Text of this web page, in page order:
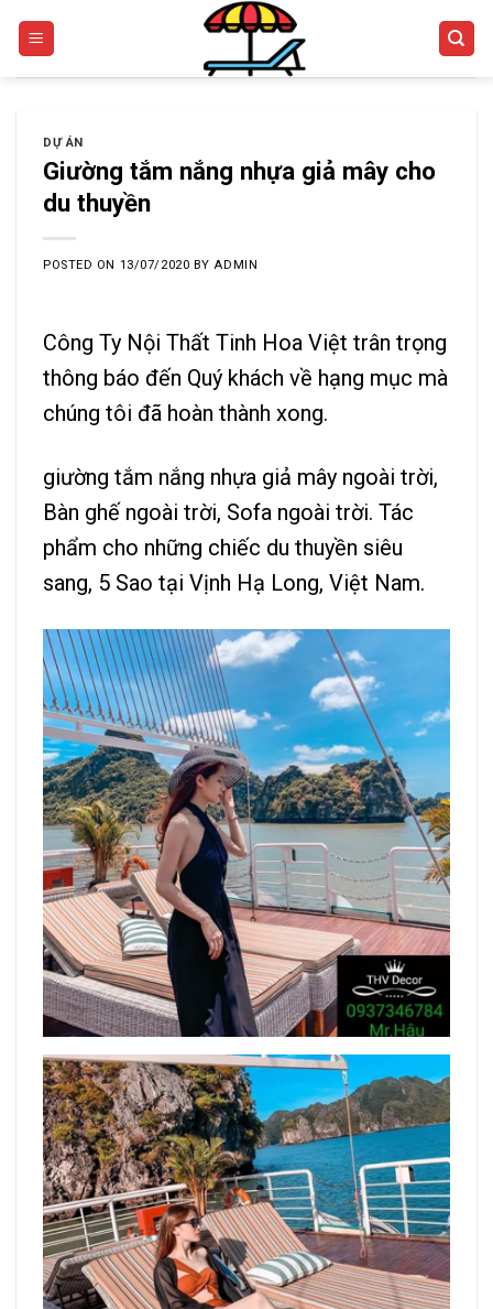
DỰ ÁN
Giường tắm nắng nhựa giả mây cho
du thuyền
POSTED ON 13/07/2020 BY ADMIN
Công Ty Nội Thất Tinh Hoa Việt trân trọng
thông báo đến Quý khách về hạng mục mà
chúng tôi đã hoàn thành xong.
giường tắm nắng nhựa giả mây ngoài trời,
Bàn ghế ngoài trời, Sofa ngoài trời. Tác
phẩm cho những chiếc du thuyền siêu
sang, 5 Sao tại Vịnh Hạ Long, Việt Nam.